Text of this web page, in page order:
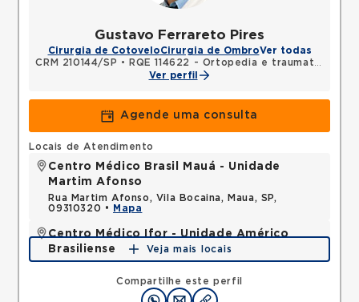
Gustavo Ferrareto Pires
Cirurgia de CotoveloCirurgia de OmbroVer todas
CRM 210144/SP •
RQE 114622 - Ortopedia e traumatologia
Ver perfil
Agende uma consulta
Compartilhe este perfil
Locais de Atendimento
Centro Médico Brasil Mauá - Unidade
Martim Afonso
Rua Martim Afonso, Vila Bocaina, Maua, SP,
09310320 •
Mapa
Centro Médico Ifor - Unidade Américo
Brasiliense
Rua Americo Brasiliense, Centro, Sao Bernardo do
Campo, SP, 09715021 •
Mapa
Veja mais locais